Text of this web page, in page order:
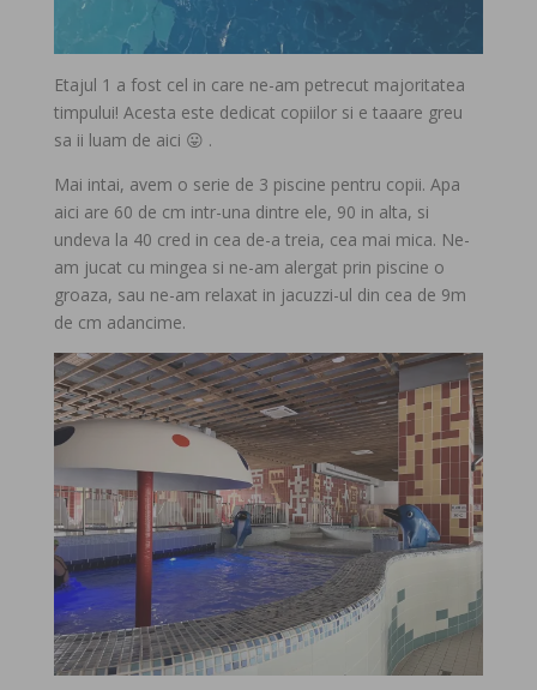
Etajul 1 a fost cel in care ne-am petrecut majoritatea
timpului! Acesta este dedicat copiilor si e taaare greu
sa ii luam de aici 😛 .
Mai intai, avem o serie de 3 piscine pentru copii. Apa
aici are 60 de cm intr-una dintre ele, 90 in alta, si
undeva la 40 cred in cea de-a treia, cea mai mica. Ne-
am jucat cu mingea si ne-am alergat prin piscine o
groaza, sau ne-am relaxat in jacuzzi-ul din cea de 9m
de cm adancime.